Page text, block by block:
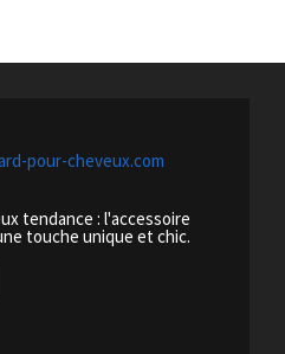
tendance : l'accessoire
touche unique et chic.